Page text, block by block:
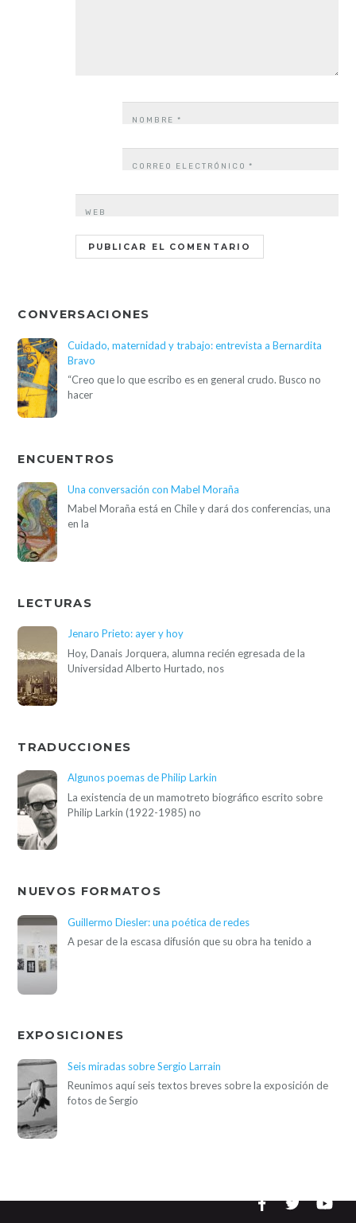
NOMBRE*
CORREO ELECTRÓNICO*
WEB
CONVERSACIONES
Cuidado, maternidad y trabajo: entrevista a Bernardita
Bravo
“Creo que lo que escribo es en general crudo. Busco no
hacer
ENCUENTROS
Una conversación con Mabel Moraña
Mabel Moraña está en Chile y dará dos conferencias, una
en la
LECTURAS
Jenaro Prieto: ayer y hoy
Hoy, Danais Jorquera, alumna recién egresada de la
Universidad Alberto Hurtado, nos
TRADUCCIONES
Algunos poemas de Philip Larkin
La existencia de un mamotreto biográfico escrito sobre
Philip Larkin (1922-1985) no
NUEVOS FORMATOS
Guillermo Diesler: una poética de redes
A pesar de la escasa difusión que su obra ha tenido a
EXPOSICIONES
Seis miradas sobre Sergio Larrain
Reunimos aquí seis textos breves sobre la exposición de
fotos de Sergio